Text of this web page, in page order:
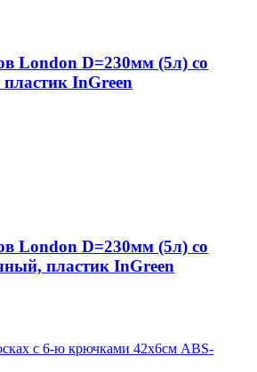
London D=230мм (5л) со
InGreen
London D=230мм (5л) со
пластик InGreen